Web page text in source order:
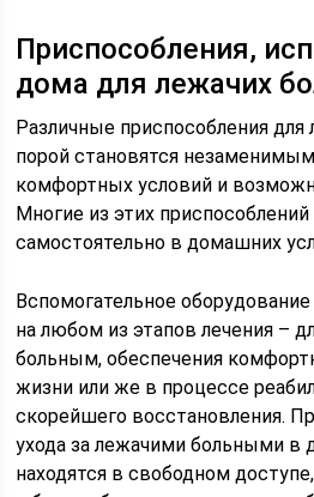
Приспособления,
дома для лежачих
Различные приспособления для
порой становятся
комфортных условий и
Многие из этих
самостоятельно в домашних
Вспомогательное
на любом из этапов лечения –
больным, обеспечения
жизни или же в процессе
скорейшего восстановления.
ухода за лежачими больными в
находятся в свободном